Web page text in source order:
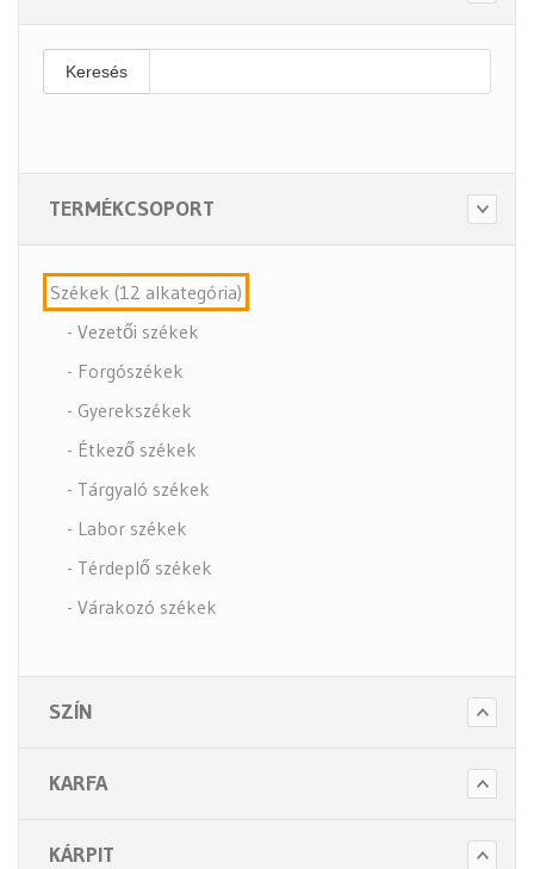
Keresés
TERMÉKCSOPORT
Székek (12 alkategória)
- Vezetői székek
- Forgószékek
- Gyerekszékek
- Étkező székek
- Tárgyaló székek
- Labor székek
- Térdeplő székek
- Várakozó székek
- Nagy teherbírású székek
Higiénia (14 alkategória)
SZÍN
KARFA
KÁRPIT